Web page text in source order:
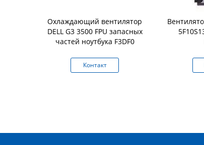
Охлаждающий вентилятор
DELL G3 3500 FPU запасных
частей ноутбука F3DF0
Контакт